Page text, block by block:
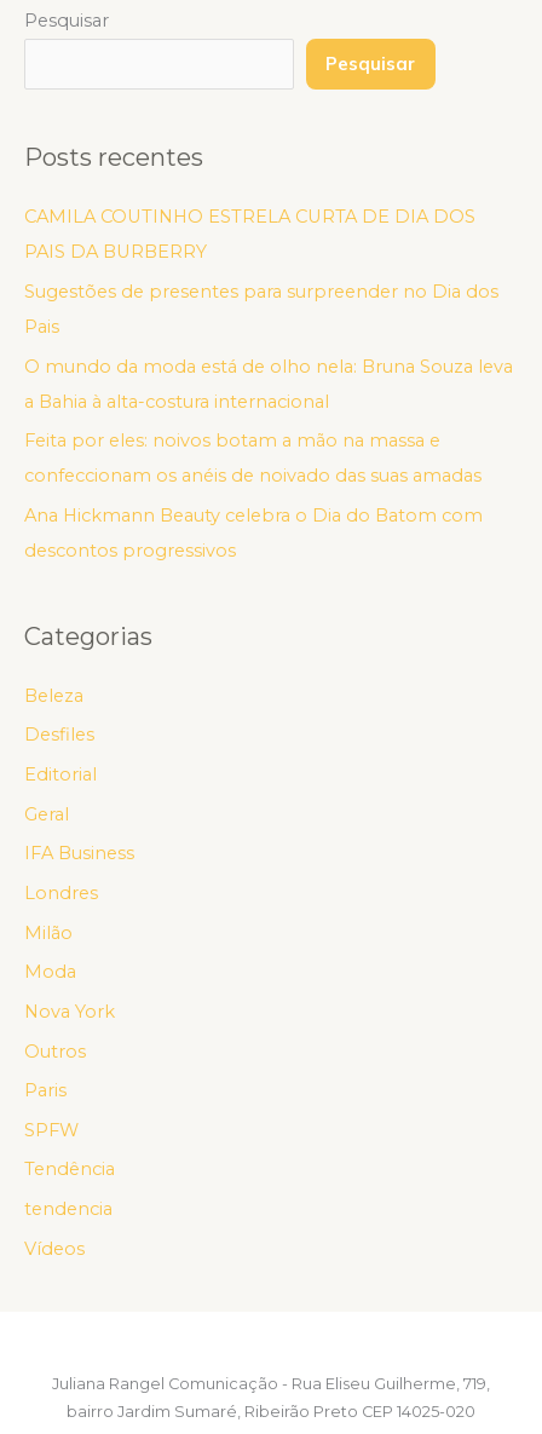
Pesquisar
Pesquisar
Posts recentes
CAMILA COUTINHO ESTRELA CURTA DE DIA DOS
PAIS DA BURBERRY
Sugestões de presentes para surpreender no Dia dos
Pais
O mundo da moda está de olho nela: Bruna Souza leva
a Bahia à alta-costura internacional
Feita por eles: noivos botam a mão na massa e
confeccionam os anéis de noivado das suas amadas
Ana Hickmann Beauty celebra o Dia do Batom com
descontos progressivos
Categorias
Beleza
Desfiles
Editorial
Geral
IFA Business
Londres
Milão
Moda
Nova York
Outros
Paris
SPFW
Tendência
tendencia
Vídeos
Juliana Rangel Comunicação - Rua Eliseu Guilherme, 719,
bairro Jardim Sumaré, Ribeirão Preto CEP 14025-020